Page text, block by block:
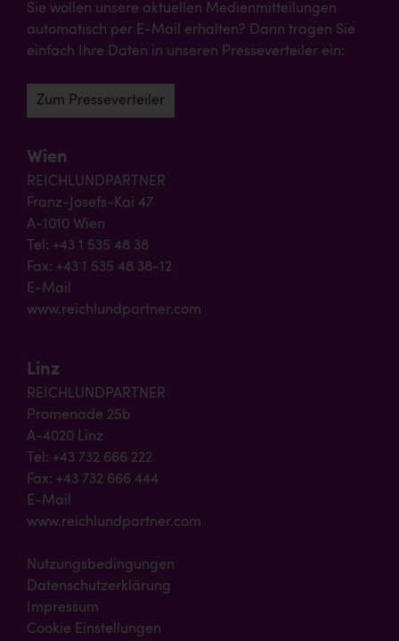
Sie wollen unsere aktuellen Medienmitteilungen
automatisch per E-Mail erhalten? Dann tragen Sie
einfach Ihre Daten in unseren Presseverteiler ein:
Zum Presseverteiler
Wien
REICHLUNDPARTNER
Franz-Josefs-Kai 47
A-1010 Wien
Tel: +43 1 535 48 38
Fax: +43 1 535 48 38-12
E-Mail
www.reichlundpartner.com
Linz
REICHLUNDPARTNER
Promenade 25b
A-4020 Linz
Tel: +43 732 666 222
Fax: +43 732 666 444
E-Mail
www.reichlundpartner.com
Nutzungsbedingungen
Datenschutzerklärung
Impressum
Cookie Einstellungen